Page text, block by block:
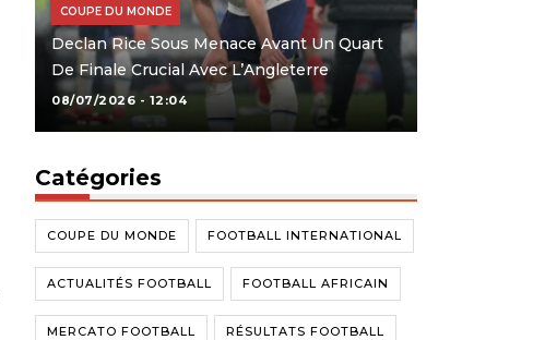
COUPE DU MONDE
Declan Rice Sous Menace Avant Un Quart
De Finale Crucial Avec L’Angleterre
08/07/2026 - 12:04
Catégories
COUPE DU MONDE FOOTBALL INTERNATIONAL
ACTUALITÉS FOOTBALL FOOTBALL AFRICAIN
MERCATO FOOTBALL RÉSULTATS FOOTBALL